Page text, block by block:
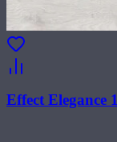
Effect Elegance